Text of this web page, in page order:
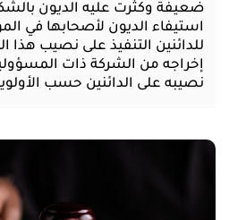
ضعيفة وكثرت عليه الديون
استيفاء الديون لأصحابها في
للدائنين التنفيذ على نصيب هذا
إخراجه من الشركة ذات
نصيبه على الدائنين حسب